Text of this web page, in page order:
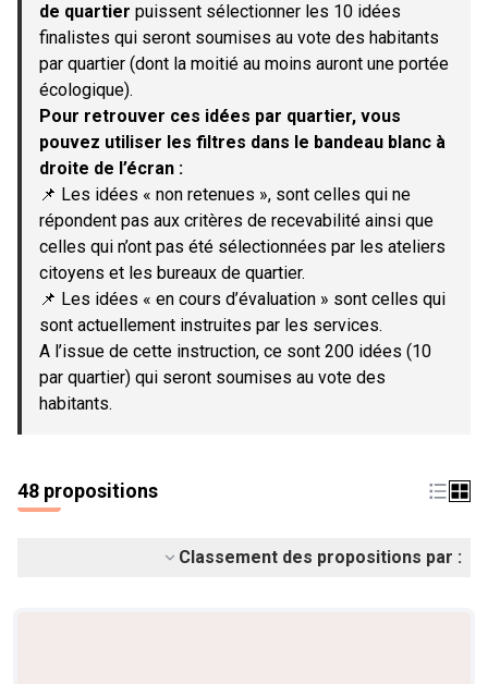
de quartier puissent sélectionner les 10 idées
finalistes qui seront soumises au vote des habitants
par quartier (dont la moitié au moins auront une portée
écologique).
Pour retrouver ces idées par quartier, vous
pouvez utiliser les filtres dans le bandeau blanc à
droite de l’écran :
📌 Les idées « non retenues », sont celles qui ne
répondent pas aux critères de recevabilité ainsi que
celles qui n’ont pas été sélectionnées par les ateliers
citoyens et les bureaux de quartier.
📌 Les idées « en cours d’évaluation » sont celles qui
sont actuellement instruites par les services.
A l’issue de cette instruction, ce sont 200 idées (10
par quartier) qui seront soumises au vote des
habitants.
48 propositions
Classement des propositions par :